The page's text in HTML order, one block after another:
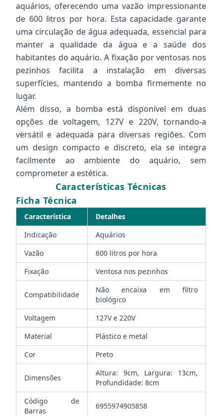
aquários, oferecendo uma vazão impressionante
de 600 litros por hora. Esta capacidade garante
uma circulação de água adequada, essencial para
manter a qualidade da água e a saúde dos
habitantes do aquário. A fixação por ventosas nos
pezinhos facilita a instalação em diversas
superfícies, mantendo a bomba firmemente no
lugar.
Além disso, a bomba está disponível em duas
opções de voltagem, 127V e 220V, tornando-a
versátil e adequada para diversas regiões. Com
um design compacto e discreto, ela se integra
facilmente ao ambiente do aquário, sem
comprometer a estética.
Características Técnicas
Ficha Técnica
Característica
Detalhes
Indicação
Aquários
Vazão
600 litros por hora
Fixação
Ventosa nos pezinhos
Compatibilidade
Não encaixa em filtro
biológico
Voltagem
127V e 220V
Material
Plástico e metal
Cor
Preto
Dimensões
Altura: 9cm, Largura: 13cm,
Profundidade: 8cm
Código de
Barras
6955974905858